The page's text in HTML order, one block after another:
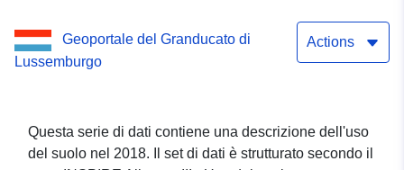
Geoportale del Granducato di
Lussemburgo
Actions
Questa serie di dati contiene una descrizione dell'uso
del suolo nel 2018. Il set di dati è strutturato secondo il